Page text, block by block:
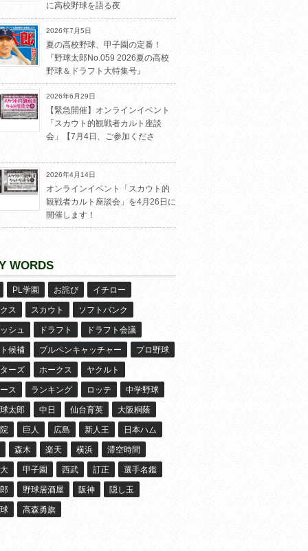
に高校野球を語る夜
2026年7月5日
夏の高校野球、甲子園の定番！
『野球太郎No.059 2026夏の高校
野球＆ドラフト大特集号』
2026年6月29日
【緊急開催】オンラインイベント
「スカウト的観戦者カルト座談
会」【7月4日、ご参加くださ
2026年4月14日
オンラインイベント「スカウト的
観戦者カルト座談会」を4月26日に
開催します！
WORDS
PL学園 お詫び イチロー
ス スカウト ソフトバンク
シュ ドラフト ドラフト会議
候補 ブルペンキャッチャー プロ野球
ーズ ホークス ヤクルト
ス ランキング ロッテ 中学野球
太郎 中日 仙台育英 大阪桐蔭
巨人 広島 新人王 日本ハム
森木 楽天 横浜 滞空時間
甲子園 西武 訂正 選手名鑑
野球居酒屋 阪神 隠し玉
高森勇旗